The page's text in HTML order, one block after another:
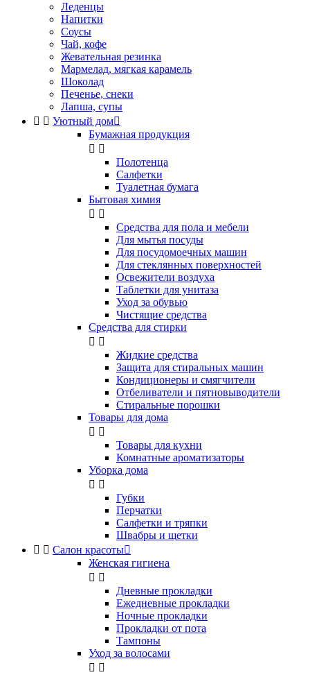
Леденцы
Напитки
Соусы
Чай, кофе
Жевательная резинка
Мармелад, мягкая карамель
Шоколад
Печенье, снеки
Лапша, супы
  Уютный дом
Бумажная продукция
 
Полотенца
Салфетки
Туалетная бумага
Бытовая химия
 
Cредства для пола и мебели
Для мытья посуды
Для посудомоечных машин
Для стеклянных поверхностей
Освежители воздуха
Таблетки для унитаза
Уход за обувью
Чистящие средства
Средства для стирки
 
Жидкие средства
Защита для стиральных машин
Кондиционеры и смягчители
Отбеливатели и пятновыводители
Стиральные порошки
Товары для дома
 
Товары для кухни
Комнатные ароматизаторы
Уборка дома
 
Губки
Перчатки
Салфетки и тряпки
Швабры и щетки
  Салон красоты
Женская гигиена
 
Дневные прокладки
Ежедневные прокладки
Ночные прокладки
Прокладки от пота
Тампоны
Уход за волосами
 